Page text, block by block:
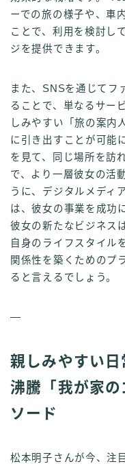
ーでの旅の様子や、車
ことで、利用を検討し
ジを提供できます。
また、SNSを通じてフ
ることで、単なるサー
しみやすい「旅の案内
に引き出すことが可能
を見て、同じ場所を訪
で、より一層彼女の活
うに、デジタルメディ
は、彼女の事業を成功
彼女の新たなビジネス
自身のライフスタイル
関係性を築くためのプ
ると言えるでしょう。
—
親しみやすい
沸騰「我が家
ソード
松本明子さんが今、注